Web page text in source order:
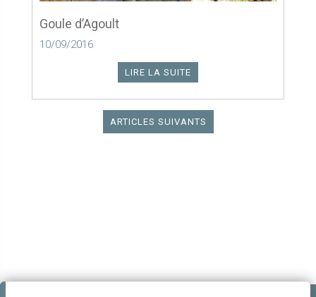
Goule d’Agoult
10/09/2016
LIRE LA SUITE
ARTICLES SUIVANTS